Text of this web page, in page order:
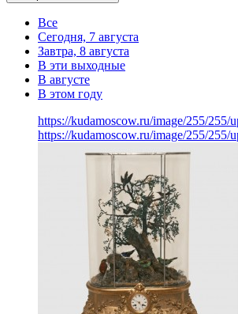
Все
Сегодня, 7 августа
Завтра, 8 августа
В эти выходные
В августе
В этом году
https://kudamoscow.ru/image/255/255/
https://kudamoscow.ru/image/255/255/